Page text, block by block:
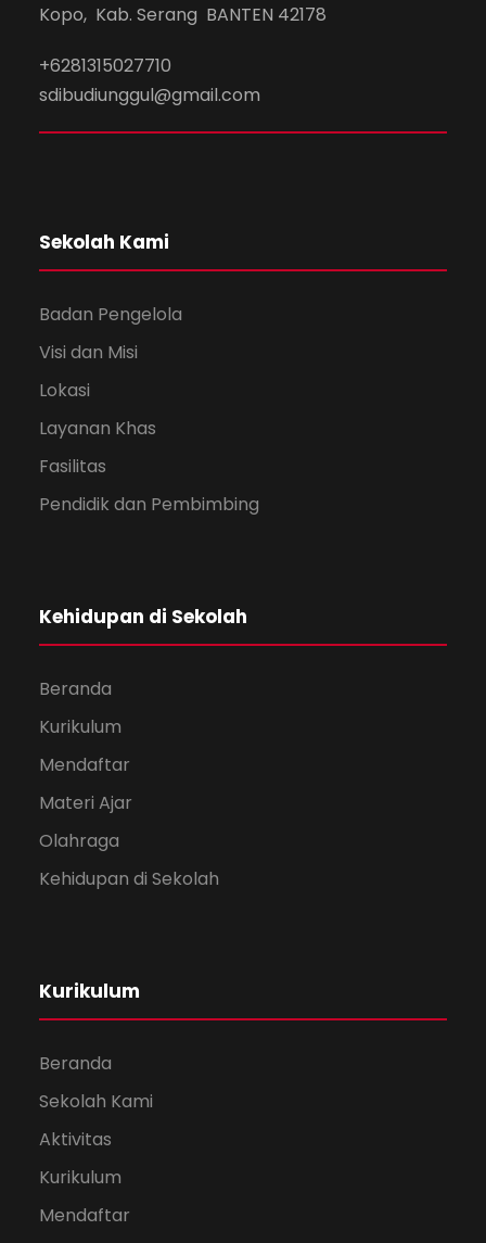
Kopo, Kab. Serang BANTEN 42178
+6281315027710
sdibudiunggul@gmail.com
Sekolah Kami
Badan Pengelola
Visi dan Misi
Lokasi
Layanan Khas
Fasilitas
Pendidik dan Pembimbing
Kehidupan di Sekolah
Beranda
Kurikulum
Mendaftar
Materi Ajar
Olahraga
Kehidupan di Sekolah
Kurikulum
Beranda
Sekolah Kami
Aktivitas
Kurikulum
Mendaftar